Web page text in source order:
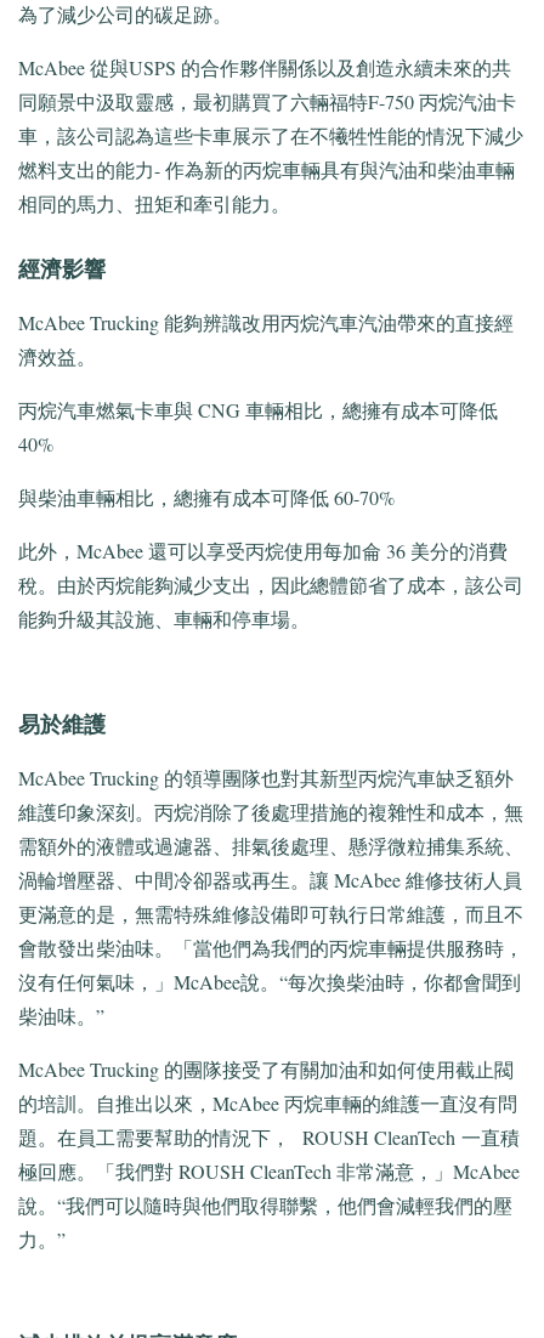
為了減少公司的碳足跡。
McAbee 從與USPS 的合作夥伴關係以及創造永續未來的共
同願景中汲取靈感，最初購買了六輛福特F-750 丙烷汽油卡
車，該公司認為這些卡車展示了在不犧牲性能的情況下減少
燃料支出的能力- 作為新的丙烷車輛具有與汽油和柴油車輛
相同的馬力、扭矩和牽引能力。
經濟影響
McAbee Trucking 能夠辨識改用丙烷汽車汽油帶來的直接經
濟效益。
丙烷汽車燃氣卡車與 CNG 車輛相比，總擁有成本可降低
40%
與柴油車輛相比，總擁有成本可降低 60-70%
此外，McAbee 還可以享受丙烷使用每加侖 36 美分的消費
稅。 由於丙烷能夠減少支出，因此總體節省了成本，該公司
能夠升級其設施、車輛和停車場。
易於維護
McAbee Trucking 的領導團隊也對其新型丙烷汽車缺乏額外
維護印象深刻。 丙烷消除了後處理措施的複雜性和成本，無
需額外的液體或過濾器、排氣後處理、 懸浮微粒捕集系統、
渦輪增壓器、中間冷卻器或再生。 讓 McAbee 維修技術人員
更滿意的是，無需特殊維修設備即可執行日常維護，而且不
會散發出柴油味。
「當他們為我們的丙烷車輛提供服務時，
沒有任何氣味，」 McAbee說。 “每次換柴油時，你都會聞到
柴油味。”
McAbee Trucking 的團隊接受了有關加油和如何使用截止閥
的培訓。 自推出以來，McAbee 丙烷車輛的維護一直沒有問
題。 在員工需要幫助的情況下， ROUSH CleanTech 一直積
極回應。
「我們對 ROUSH CleanTech 非常滿意，」McAbee
說。 “我們可以隨時與他們取得聯繫，他們會減輕我們的壓
力。”